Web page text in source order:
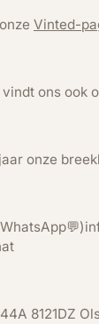
Vinted-
vindt ons ook
onze
8121DZ